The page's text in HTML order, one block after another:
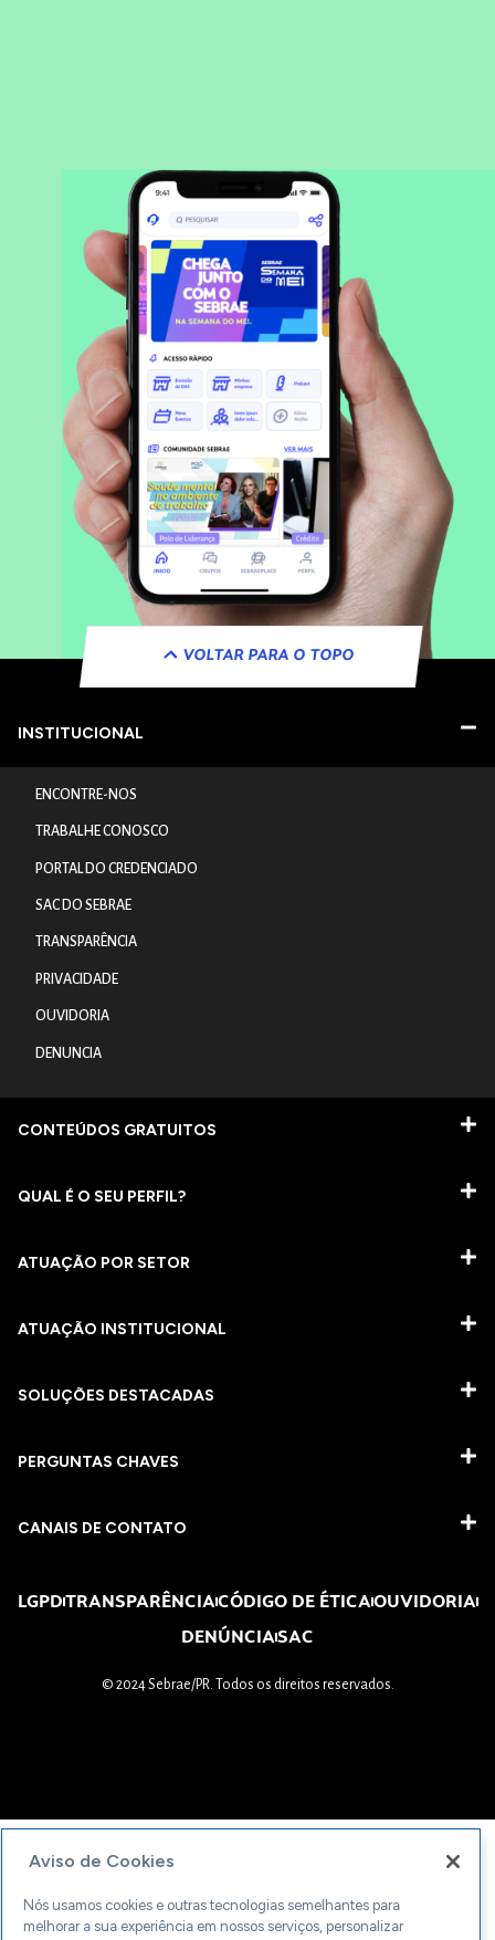
VOLTAR PARA O TOPO
INSTITUCIONAL
ENCONTRE-NOS
TRABALHE CONOSCO
PORTAL DO CREDENCIADO
SAC DO SEBRAE
TRANSPARÊNCIA
PRIVACIDADE
OUVIDORIA
DENUNCIA
CONTEÚDOS GRATUITOS
QUAL É O SEU PERFIL?
ATUAÇÃO POR SETOR
ATUAÇÃO INSTITUCIONAL
SOLUÇÕES DESTACADAS
PERGUNTAS CHAVES​
CANAIS DE CONTATO
LGPDTRANSPARÊNCIACÓDIGO DE ÉTICAOUVIDORIA
DENÚNCIASAC
© 2024 Sebrae/PR. Todos os direitos reservados.
Aviso de Cookies
Nós usamos cookies e outras tecnologias semelhantes para
melhorar a sua experiência em nossos serviços, personalizar